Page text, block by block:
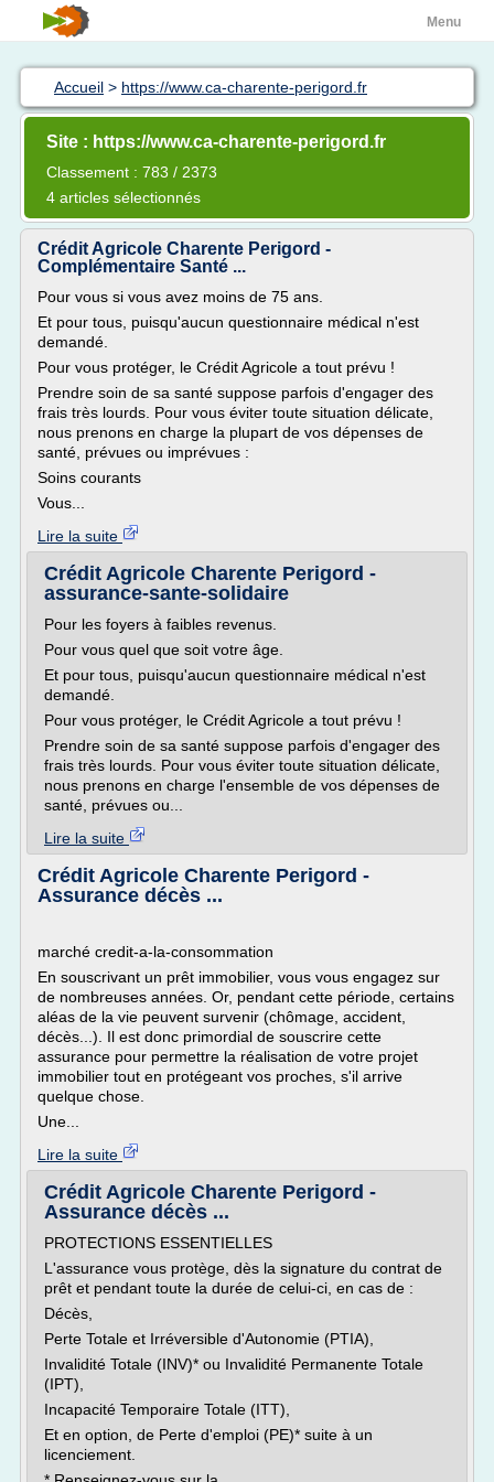
Menu
Accueil > https://www.ca-charente-perigord.fr
Site : https://www.ca-charente-perigord.fr
Classement : 783 / 2373
4 articles sélectionnés
Crédit Agricole Charente Perigord -
Complémentaire Santé ...
Pour vous si vous avez moins de 75 ans.
Et pour tous, puisqu'aucun questionnaire médical n'est
demandé.
Pour vous protéger, le Crédit Agricole a tout prévu !
Prendre soin de sa santé suppose parfois d'engager des
frais très lourds. Pour vous éviter toute situation délicate,
nous prenons en charge la plupart de vos dépenses de
santé, prévues ou imprévues :
Soins courants
Vous...
Lire la suite
Crédit Agricole Charente Perigord -
assurance-sante-solidaire
Pour les foyers à faibles revenus.
Pour vous quel que soit votre âge.
Et pour tous, puisqu'aucun questionnaire médical n'est
demandé.
Pour vous protéger, le Crédit Agricole a tout prévu !
Prendre soin de sa santé suppose parfois d'engager des
frais très lourds. Pour vous éviter toute situation délicate,
nous prenons en charge l'ensemble de vos dépenses de
santé, prévues ou...
Lire la suite
Crédit Agricole Charente Perigord -
Assurance décès ...
marché credit-a-la-consommation
En souscrivant un prêt immobilier, vous vous engagez sur
de nombreuses années. Or, pendant cette période, certains
aléas de la vie peuvent survenir (chômage, accident,
décès...). Il est donc primordial de souscrire cette
assurance pour permettre la réalisation de votre projet
immobilier tout en protégeant vos proches, s'il arrive
quelque chose.
Une...
Lire la suite
Crédit Agricole Charente Perigord -
Assurance décès ...
PROTECTIONS ESSENTIELLES
L'assurance vous protège, dès la signature du contrat de
prêt et pendant toute la durée de celui-ci, en cas de :
Décès,
Perte Totale et Irréversible d'Autonomie (PTIA),
Invalidité Totale (INV)* ou Invalidité Permanente Totale
(IPT),
Incapacité Temporaire Totale (ITT),
Et en option, de Perte d'emploi (PE)* suite à un
licenciement.